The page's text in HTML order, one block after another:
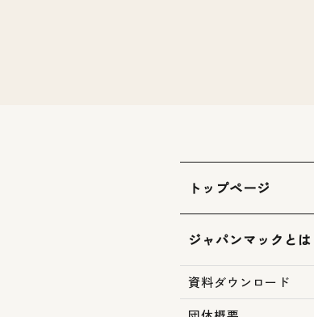
トップページ
ジャパンマックとは
資料ダウンロード